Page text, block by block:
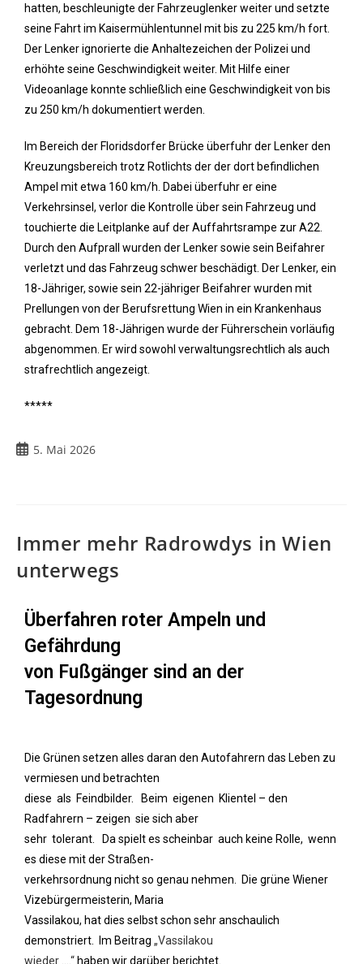
hatten, beschleunigte der Fahrzeuglenker weiter und setzte
seine Fahrt im Kaisermühlentunnel mit bis zu 225 km/h fort.
Der Lenker ignorierte die Anhaltezeichen der Polizei und
erhöhte seine Geschwindigkeit weiter. Mit Hilfe einer
Videoanlage konnte schließlich eine Geschwindigkeit von bis
zu 250 km/h dokumentiert werden.
Im Bereich der Floridsdorfer Brücke überfuhr der Lenker den
Kreuzungsbereich trotz Rotlichts der der dort befindlichen
Ampel mit etwa 160 km/h. Dabei überfuhr er eine
Verkehrsinsel, verlor die Kontrolle über sein Fahrzeug und
touchierte die Leitplanke auf der Auffahrtsrampe zur A22.
Durch den Aufprall wurden der Lenker sowie sein Beifahrer
verletzt und das Fahrzeug schwer beschädigt. Der Lenker, ein
18-Jähriger, sowie sein 22-jähriger Beifahrer wurden mit
Prellungen von der Berufsrettung Wien in ein Krankenhaus
gebracht. Dem 18-Jährigen wurde der Führerschein vorläufig
abgenommen. Er wird sowohl verwaltungsrechtlich als auch
strafrechtlich angezeigt.
*****
5. Mai 2026
Immer mehr Radrowdys in Wien
unterwegs
Überfahren roter Ampeln und
Gefährdung
von Fußgänger sind an der
Tagesordnung
Die Grünen setzen alles daran den Autofahrern das Leben zu
vermiesen und betrachten
diese als Feindbilder. Beim eigenen Klientel – den
Radfahrern – zeigen sie sich aber
sehr tolerant. Da spielt es scheinbar auch keine Rolle, wenn
es diese mit der Straßen-
verkehrsordnung nicht so genau nehmen. Die grüne Wiener
Vizebürgermeisterin, Maria
Vassilakou, hat dies selbst schon sehr anschaulich
demonstriert. Im Beitrag „Vassilakou
wieder ….“ haben wir darüber berichtet.